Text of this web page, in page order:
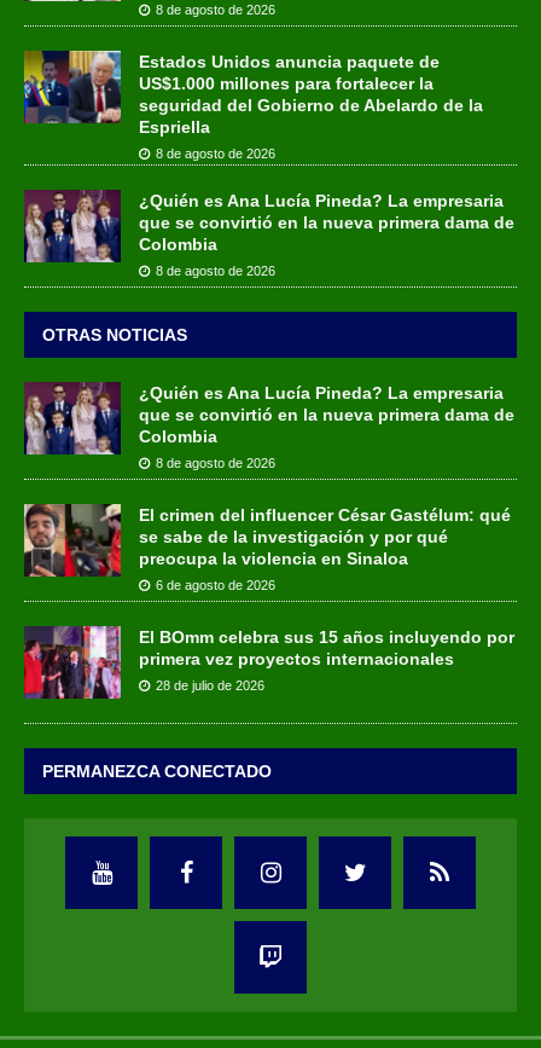
8 de agosto de 2026
Estados Unidos anuncia paquete de
US$1.000 millones para fortalecer la
seguridad del Gobierno de Abelardo de la
Espriella
8 de agosto de 2026
¿Quién es Ana Lucía Pineda? La empresaria
que se convirtió en la nueva primera dama de
Colombia
8 de agosto de 2026
OTRAS NOTICIAS
¿Quién es Ana Lucía Pineda? La empresaria
que se convirtió en la nueva primera dama de
Colombia
8 de agosto de 2026
El crimen del influencer César Gastélum: qué
se sabe de la investigación y por qué
preocupa la violencia en Sinaloa
6 de agosto de 2026
El BOmm celebra sus 15 años incluyendo por
primera vez proyectos internacionales
28 de julio de 2026
PERMANEZCA CONECTADO